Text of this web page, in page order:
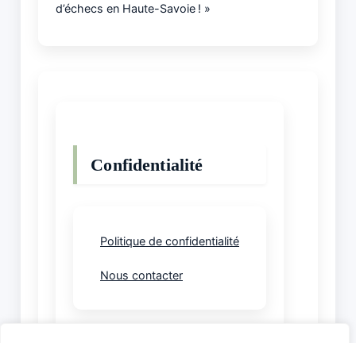
d’échecs en Haute-Savoie ! »
Confidentialité
Politique de confidentialité
Nous contacter